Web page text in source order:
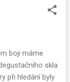
boji máme
skla
při hledání byly